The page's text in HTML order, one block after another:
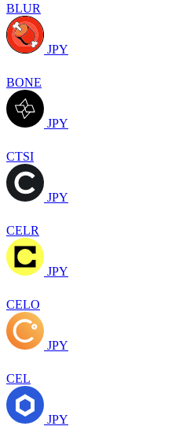
BLUR
JPY
BONE
JPY
CTSI
JPY
CELR
JPY
CELO
JPY
CEL
JPY